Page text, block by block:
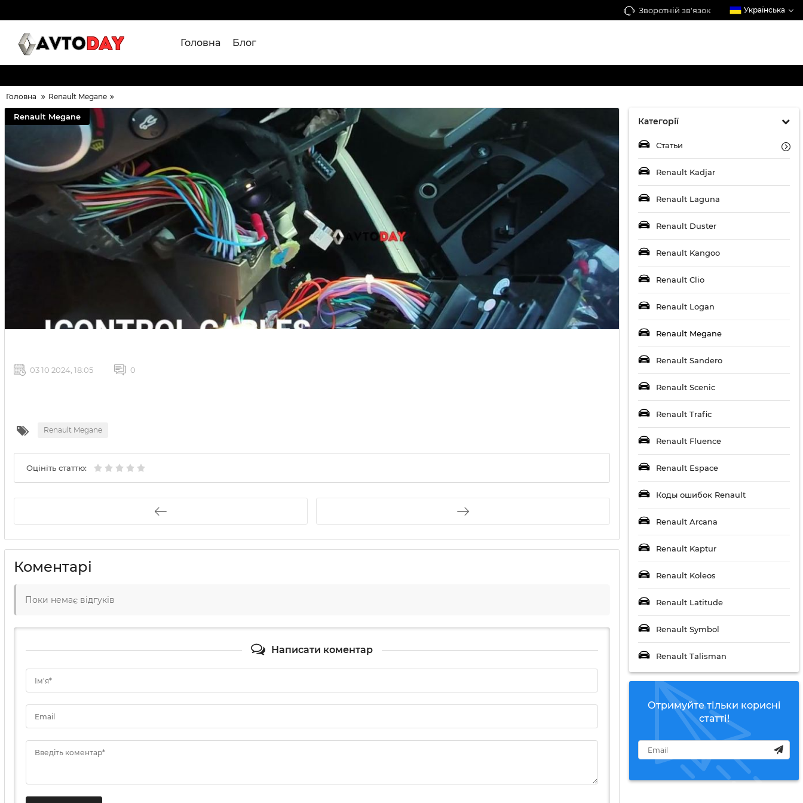
Зворотній зв'язок Українська
Головна Блог
Головна Renault Megane
Категорії
Статьи
Renault Kadjar
Renault Laguna
Renault Duster
Renault Kangoo
Renault Clio
Renault Logan
Renault Megane
Renault Sandero
Renault Scenic
Renault Trafic
Renault Fluence
Renault Espace
Коды ошибок Renault
Renault Arcana
Renault Kaptur
Renault Koleos
Renault Latitude
Renault Symbol
Renault Talisman
Отримуйте тільки корисні
статті!
Renault Megane
03 10 2024, 18:05 0
Renault Megane
Оцініть статтю:
Коментарі
Поки немає відгуків
Написати коментар
Ім'я*
Email
Введіть коментар*